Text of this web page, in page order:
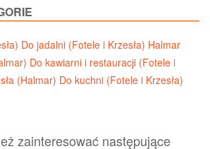
Do jadalni (Fotele i Krzesła) Halmar
Do kawiarni i restauracji (Fotele i
(Halmar) Do kuchni (Fotele i Krzesła)
zainteresować następujące